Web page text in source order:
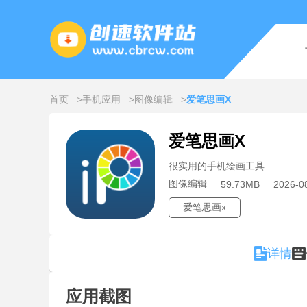
首页 手机应用 图像编辑 爱笔思画X
爱笔思画X
很实用的手机绘画工具
图像编辑
59.73MB 2026-
爱笔思画x
详情
应用截图